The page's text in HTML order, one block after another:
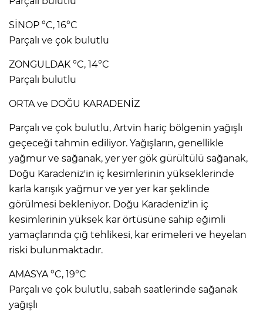
SİNOP °C, 16°C
Parçalı ve çok bulutlu
ZONGULDAK °C, 14°C
Parçalı bulutlu
ORTA ve DOĞU KARADENİZ
Parçalı ve çok bulutlu, Artvin hariç bölgenin yağışlı
geçeceği tahmin ediliyor. Yağışların, genellikle
yağmur ve sağanak, yer yer gök gürültülü sağanak,
Doğu Karadeniz'in iç kesimlerinin yükseklerinde
karla karışık yağmur ve yer yer kar şeklinde
görülmesi bekleniyor. Doğu Karadeniz'in iç
kesimlerinin yüksek kar örtüsüne sahip eğimli
yamaçlarında çığ tehlikesi, kar erimeleri ve heyelan
riski bulunmaktadır.
AMASYA °C, 19°C
Parçalı ve çok bulutlu, sabah saatlerinde sağanak
yağışlı